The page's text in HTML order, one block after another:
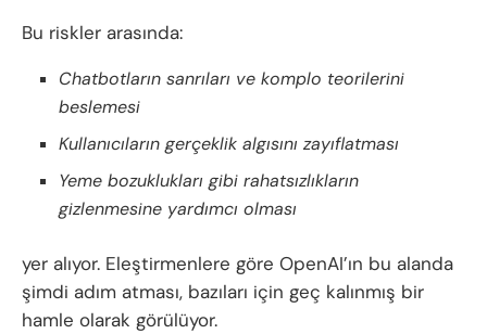
Bu riskler arasında:
Chatbotların sanrıları ve komplo teorilerini
beslemesi
Kullanıcıların gerçeklik algısını zayıflatması
Yeme bozuklukları gibi rahatsızlıkların
gizlenmesine yardımcı olması
yer alıyor. Eleştirmenlere göre OpenAI’ın bu alanda
şimdi adım atması, bazıları için geç kalınmış bir
hamle olarak görülüyor.